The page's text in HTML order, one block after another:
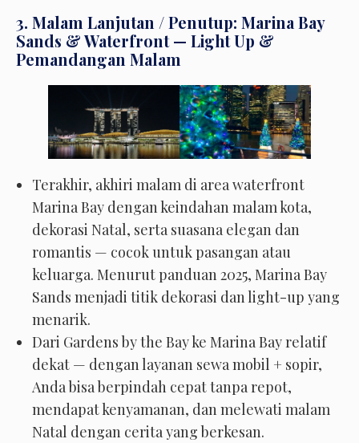
3. Malam Lanjutan / Penutup: Marina Bay
Sands & Waterfront — Light Up &
Pemandangan Malam
Terakhir, akhiri malam di area waterfront
Marina Bay dengan keindahan malam kota,
dekorasi Natal, serta suasana elegan dan
romantis — cocok untuk pasangan atau
keluarga. Menurut panduan 2025, Marina Bay
Sands menjadi titik dekorasi dan light-up yang
menarik.
Dari Gardens by the Bay ke Marina Bay relatif
dekat — dengan layanan sewa mobil + sopir,
Anda bisa berpindah cepat tanpa repot,
mendapat kenyamanan, dan melewati malam
Natal dengan cerita yang berkesan.